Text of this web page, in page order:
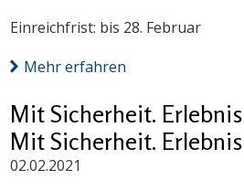
Einreichfrist: bis 28. Februar
Mehr erfahren
Mit Sicherheit.
Mit Sicherheit.
02.02.2021